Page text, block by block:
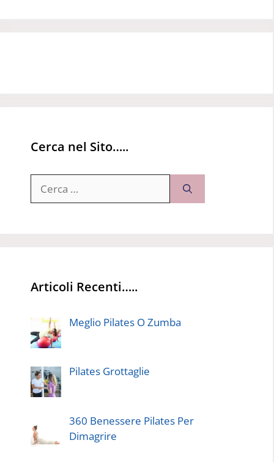
Cerca nel Sito…..
per:
Articoli Recenti…..
Meglio Pilates O Zumba
Pilates Grottaglie
360 Benessere Pilates Per
Dimagrire